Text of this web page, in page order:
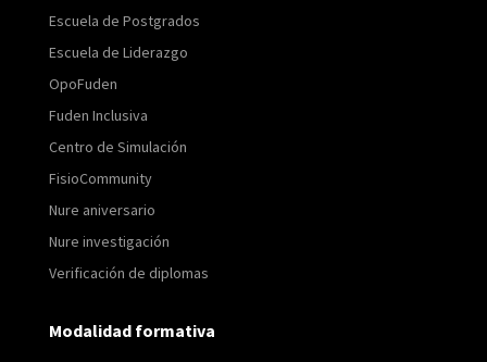
Escuela de Postgrados
Escuela de Liderazgo
OpoFuden
Fuden Inclusiva
Centro de Simulación
FisioCommunity
Nure aniversario
Nure investigación
Verificación de diplomas
Modalidad formativa